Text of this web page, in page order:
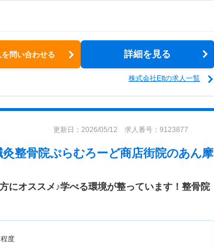
問い合わせる 詳細を見る
株式会社Ettの求人一覧
更新日：2026/05/12 求人番号：9123877
整骨院ぷらむろーど商店街院のあん摩
にオススメ♪学べる環境が整っています！整骨院
程度